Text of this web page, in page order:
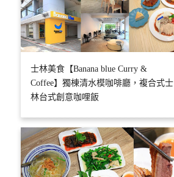
士林美食【Banana blue Curry &
Coffee】獨棟清水模咖啡廳，複合式士
林台式創意咖哩飯